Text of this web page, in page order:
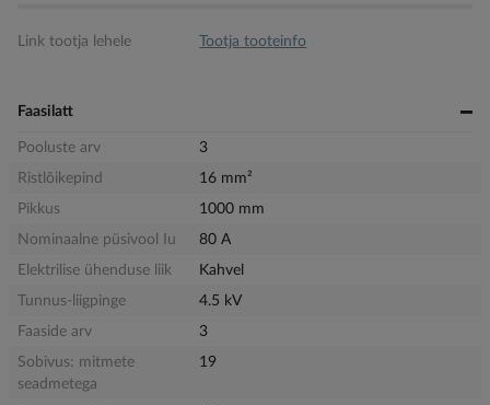
Link tootja lehele Tootja tooteinfo
Faasilatt
Pooluste arv
3
Ristlõikepind
16 mm²
Pikkus
1000 mm
Nominaalne püsivool Iu
80 A
Elektrilise ühenduse liik
Kahvel
Tunnus-liigpinge
4.5 kV
Faaside arv
3
Sobivus: mitmete
seadmetega
19